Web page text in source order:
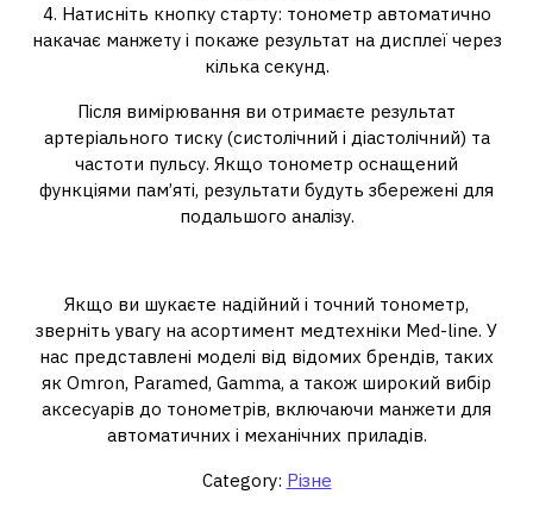
4. Натисніть кнопку старту: тонометр автоматично
накачає манжету і покаже результат на дисплеї через
кілька секунд.
Після вимірювання ви отримаєте результат
артеріального тиску (систолічний і діастолічний) та
частоти пульсу. Якщо тонометр оснащений
функціями пам’яті, результати будуть збережені для
подальшого аналізу.
Якщо ви шукаєте надійний і точний тонометр,
зверніть увагу на асортимент медтехніки Med-line. У
нас представлені моделі від відомих брендів, таких
як Omron, Paramed, Gamma, а також широкий вибір
аксесуарів до тонометрів, включаючи манжети для
автоматичних і механічних приладів.
Category: Різне